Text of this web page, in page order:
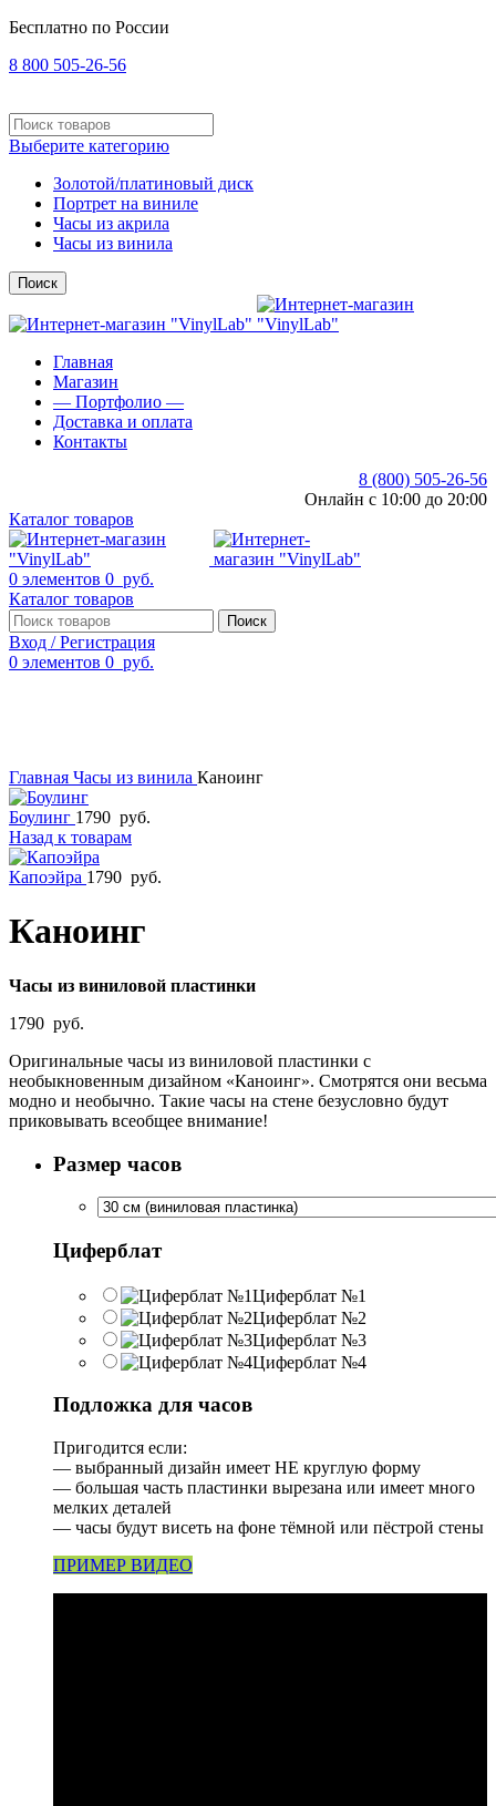
Бесплатно по России
8 800 505-26-56
Выберите категорию
Золотой/платиновый диск
Портрет на виниле
Часы из акрила
Часы из винила
Поиск
Главная
Магазин
— Портфолио —
Доставка и оплата
Контакты
8 (800) 505-26-56
Онлайн с 10:00 до 20:00
Каталог товаров
0 элементов 0 руб.
Каталог товаров
Поиск
Вход / Регистрация
0 элементов 0 руб.
Главная Часы из винила Каноинг
Боулинг 1790 руб.
Назад к товарам
Капоэйра 1790 руб.
Каноинг
Часы из виниловой пластинки
1790 руб.
Оригинальные часы из виниловой пластинки с
необыкновенным дизайном «Каноинг». Смотрятся они весьма
модно и необычно. Такие часы на стене безусловно будут
приковывать всеобщее внимание!
Размер часов
Циферблат
Циферблат №1
Циферблат №2
Циферблат №3
Циферблат №4
Подложка для часов
Пригодится если:
— выбранный дизайн имеет НЕ круглую форму
— большая часть пластинки вырезана или имеет много
мелких деталей
— часы будут висеть на фоне тёмной или пёстрой стены
ПРИМЕР ВИДЕО